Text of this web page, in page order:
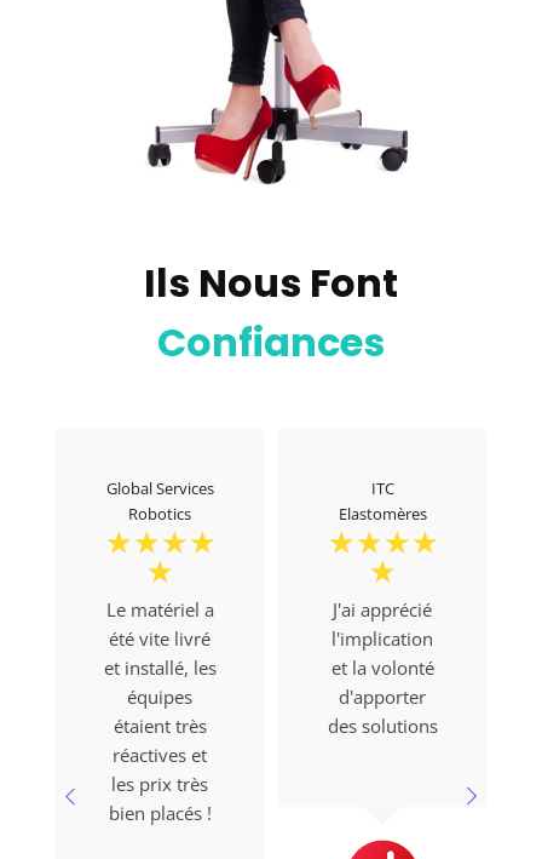
Ils Nous Font
Confiances
Global Services
Robotics
☆☆☆☆
☆
Le matériel a
été vite livré
et installé, les
équipes
étaient très
réactives et
les prix très
bien placés !
ITC
Elastomères
☆☆☆☆
☆
J'ai apprécié
l'implication
et la volonté
d'apporter
des solutions